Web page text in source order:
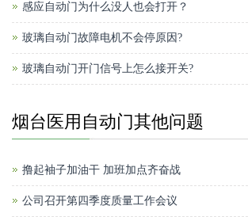
感应自动门为什么没人也会打开？
玻璃自动门故障电机不会停原因?
玻璃自动门开门信号上怎么接开关?
烟台医用自动门其他问题
撸起袖子加油干 加班加点齐奋战
公司召开第四季度质量工作会议